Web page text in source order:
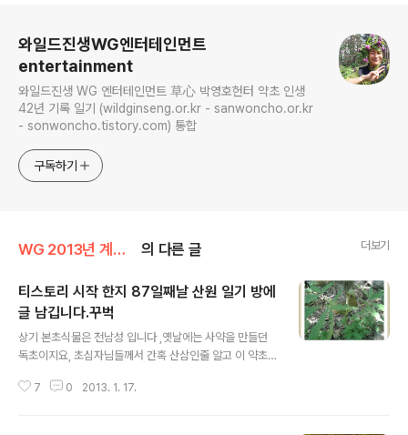
와일드진생WG엔터테인먼트
entertainment
와일드진생 WG 엔터테인먼트 草心 박영호헌터 약초 인생
42년 기록 일기 (wildginseng.or.kr - sanwoncho.or.kr
- sonwoncho.tistory.com) 통합
구독하기
WG 2013년 계사년 기록 의 다른 글 더보기
티스토리 시작 한지 87일째날 산원 일기 방에
글 남깁니다.꾸벅
상기 본초식물은 천남성 입니다 ,옛날에는 사약을 만들던
독초이지요, 초심자님들께서 간혹 산삼인줄 알고 이 약초
만 소양으로 병제 하여 복용하면 허리통증이나 기타 병에
7 0 2013. 1. 17.